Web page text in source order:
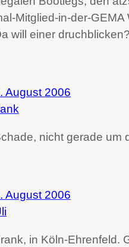
Mitglied-in-der-
will einer
August 2006
nicht gerade um
August 2006
in Köln-Ehrenfeld.